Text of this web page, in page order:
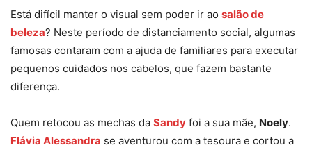
Está difícil manter o visual sem poder ir ao salão de
beleza? Neste período de distanciamento social, algumas
famosas contaram com a ajuda de familiares para executar
pequenos cuidados nos cabelos, que fazem bastante
diferença.
Quem retocou as mechas da Sandy foi a sua mãe, Noely.
Flávia Alessandra se aventurou com a tesoura e cortou a